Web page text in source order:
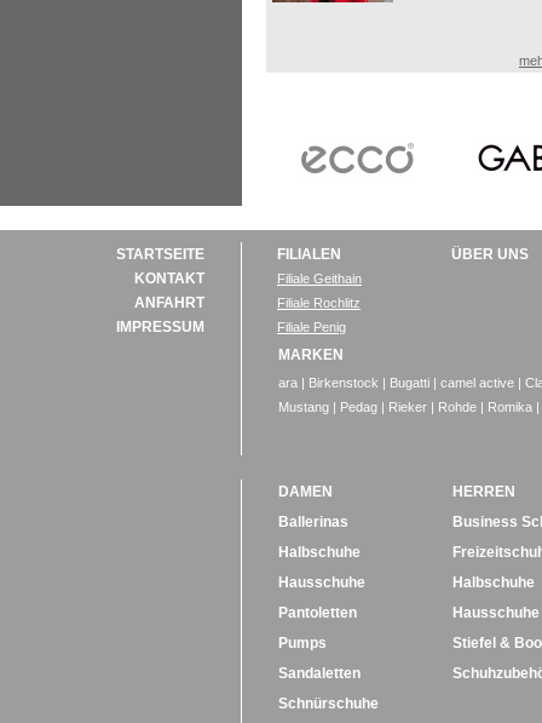
STARTSEITE
KONTAKT
ANFAHRT
IMPRESSUM
FILIALEN
Filiale Geithain
Filiale Rochlitz
Filiale Penig
ÜBER UNS
MARKEN
ara | Birkenstock | Bugatti | camel active |
Mustang | Pedag | Rieker | Rohde | Romika |
DAMEN
Ballerinas
Halbschuhe
Hausschuhe
Pantoletten
Pumps
Sandaletten
Schnürschuhe
HERREN
Business
Halbschuhe
Hausschuhe
Stiefel &